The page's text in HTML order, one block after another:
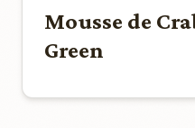
Mousse de
Green